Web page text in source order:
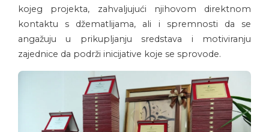
kojeg projekta, zahvaljujući njihovom direktnom
kontaktu s džematlijama, ali i spremnosti da se
angažuju u prikupljanju sredstava i motiviranju
zajednice da podrži inicijative koje se sprovode.